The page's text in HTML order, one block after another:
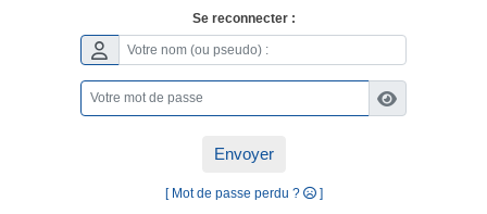
Se reconnecter :
Envoyer
[ Mot de passe perdu ? ]